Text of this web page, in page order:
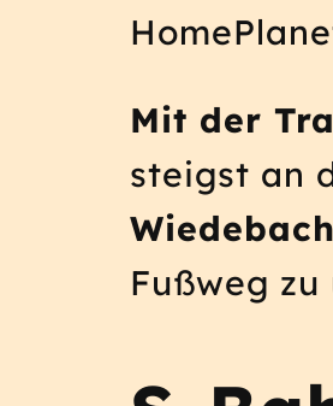
Mit der
steigst an
Fußweg zu